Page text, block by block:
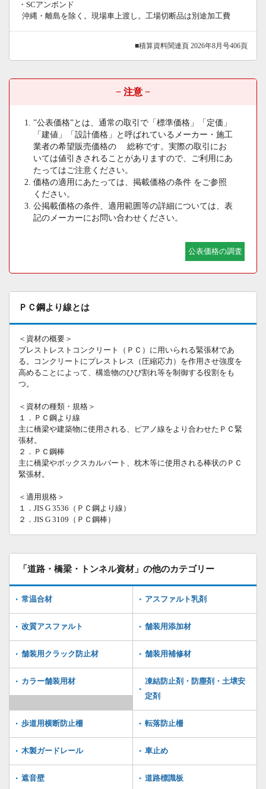
・SCアンボンド
沖縄・離島を除く。現場車上渡し。工場切断品は別途加工費
■積算資料関連頁 2026年8月号406頁
− 注意 −
”公表価格”とは、通常の取引で「標準価格」「定価」
「建値」「設計価格」と呼ばれているメーカー・施工
業者の希望販売価格の 総称です。実際の取引にお
いては値引きされることがありますので、ご利用にあ
たってはご注意ください。
価格の適用にあたっては、掲載価格の条件 をご参照
ください。
公掲載価格の条件、適用範囲等の詳細については、表
記のメーカーにお問い合わせください。
公表価格の調査
ＰＣ鋼より線とは
＜資材の概要＞
プレストレストコンクリート（ＰＣ）に用いられる緊張材であ
る。コンクリートにプレストレス（圧縮応力）を作用させ強度を
高めることによって、構造物のひび割れ等を制御する役割をも
つ。
＜資材の種類・規格＞
１．ＰＣ鋼より線
主に橋梁や建築物に使用される、ピアノ線をより合わせたＰＣ緊
張材。
２．ＰＣ鋼棒
主に橋梁やボックスカルバート、枕木等に使用される棒状のＰＣ
緊張材。
＜適用規格＞
１．JIS G 3536（ＰＣ鋼より線）
２．JIS G 3109（ＰＣ鋼棒）
「道路・橋梁・トンネル資材」の他のカテゴリー
常温合材 アスファルト乳剤
改質アスファルト 舗装用添加材
舗装用クラック防止材 舗装用補修材
カラー舗装用材
凍結防止剤・防塵剤・土壌安
定剤
歩道用横断防止柵 転落防止柵
木製ガードレール 車止め
遮音壁 道路標識板